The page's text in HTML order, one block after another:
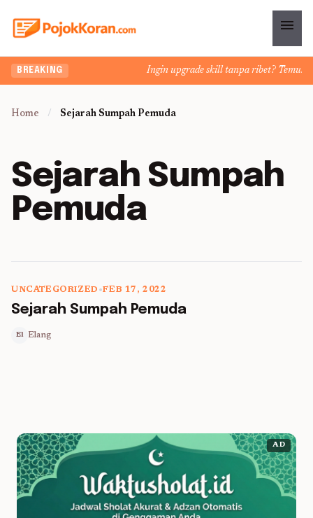
menu
BREAKING Ingin upgrade skill tanpa ribet?
Home / Sejarah Sumpah Pemuda
Sejarah Sumpah
Pemuda
UNCATEGORIZED •FEB 17, 2022
Sejarah Sumpah Pemuda
El Elang
AD